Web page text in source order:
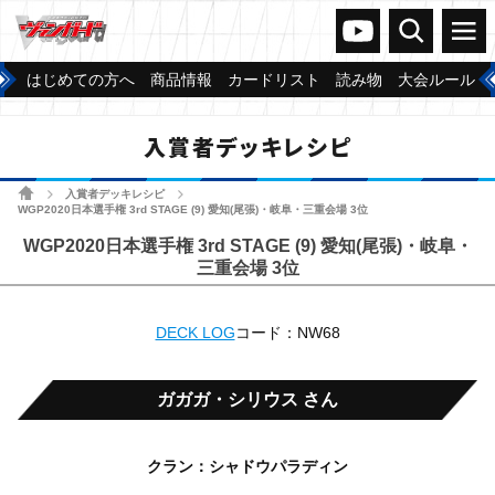
ヴァンガードch
検索 メニュー
はじめての方へ 商品情報 カードリスト 読み物 大会ルール
入賞者デッキレシピ
ホーム 入賞者デッキレシピ
WGP2020日本選手権 3rd STAGE (9) 愛知(尾張)・岐阜・三重会場 3位
WGP2020日本選手権 3rd STAGE (9) 愛知(尾張)・岐阜・
三重会場 3位
DECK LOGコード：NW68
ガガガ・シリウス さん
クラン：シャドウパラディン